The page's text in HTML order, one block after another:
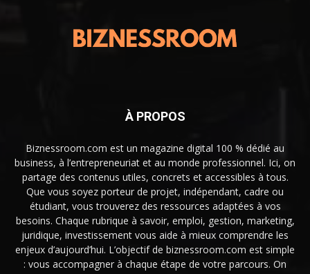
À PROPOS
Biznessroom.com est un magazine digital 100 % dédié au
business, à l’entrepreneuriat et au monde professionnel. Ici, on
partage des contenus utiles, concrets et accessibles à tous.
Que vous soyez porteur de projet, indépendant, cadre ou
étudiant, vous trouverez des ressources adaptées à vos
besoins. Chaque rubrique à savoir, emploi, gestion, marketing,
juridique, investissement vous aide à mieux comprendre les
enjeux d’aujourd’hui. L’objectif de biznessroom.com est simple
: vous accompagner à chaque étape de votre parcours. On